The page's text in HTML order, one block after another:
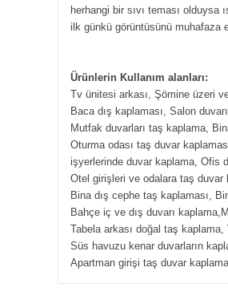
herhangi bir sıvı teması
ilk günkü görüntüsünü muhafaza
Ürünlerin Kullanım alanları:
Tv ünitesi arkası, Şömine üzeri
Baca dış kaplaması, Salon
Mutfak duvarları taş kaplama,
Oturma odası taş duvar
işyerlerinde duvar kaplama, Ofis
Otel girişleri ve odalara taş duvar
Bina dış cephe taş kaplaması,
Bahçe iç ve dış duvarı
Tabela arkası doğal taş kaplama,
Süs havuzu kenar duvarların
Apartman girişi taş duvar